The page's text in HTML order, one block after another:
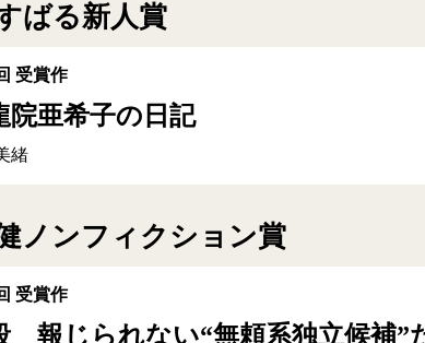
ばる新人賞
受賞作
院亜希子の日記
緒
ノンフィクション賞
受賞作
報じられない“無頼系独立候補”